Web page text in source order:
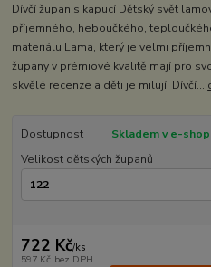
Dívčí župan s kapucí Dětský svět
příjemného, heboučkého,
materiálu Lama, který je velmi
župany v prémiové kvalitě mají pro
skvělé recenze a děti je milují. Dívčí...
Dostupnost
Skladem v e-
Velikost dětských županů
722 Kč/ks
597 Kč bez DPH